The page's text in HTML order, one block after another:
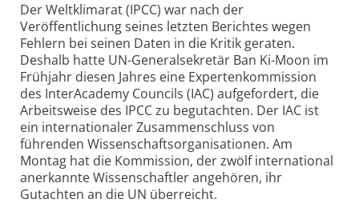
Der Weltklimarat (IPCC) war nach der
Veröffentlichung seines letzten Berichtes wegen
Fehlern bei seinen Daten in die Kritik geraten.
Deshalb hatte UN-Generalsekretär Ban Ki-Moon im
Frühjahr diesen Jahres eine Expertenkommission
des InterAcademy Councils (IAC) aufgefordert, die
Arbeitsweise des IPCC zu begutachten. Der IAC ist
ein internationaler Zusammenschluss von
führenden Wissenschaftsorganisationen. Am
Montag hat die Kommission, der zwölf international
anerkannte Wissenschaftler angehören, ihr
Gutachten an die UN überreicht.